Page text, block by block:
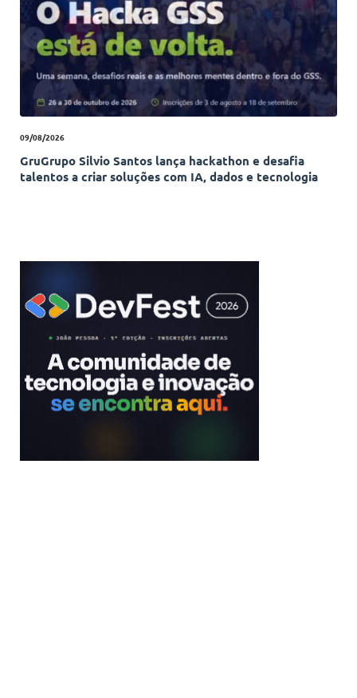
09/08/2026
GruGrupo Silvio Santos lança hackathon e desafia
talentos a criar soluções com IA, dados e tecnologia